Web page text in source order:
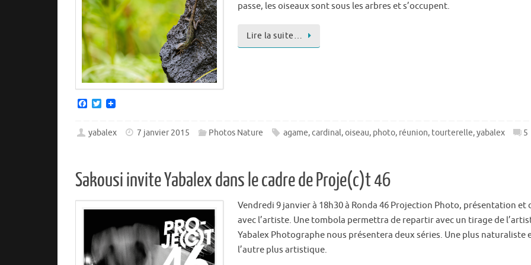
passe, les oiseaux sont sous les arbres et s’occupent.
Lire la suite…
F
e
b
k
T
t
yabalex 7 janvier 2015 Photos Nature agame,cardinal,oiseau, photo, réunion, tourterelle,yabalex 5
Sakousi invite Yabalex dans le cadre de Proje(c)t 46
Vendredi 9 janvier à 18h30 à Ronda 46 Projection Photo, présentation et
avec l’artiste. Une tombola permettra de repartir avec un tirage de
Yabalex Photographe nous présentera deux séries. Une plus naturaliste
l’autre plus artistique.